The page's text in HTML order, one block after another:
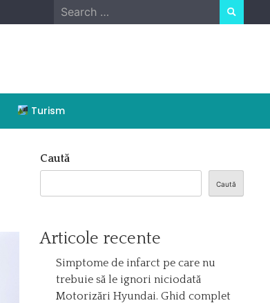
Search
for:
Turism
Caută
Caută
Articole recente
Simptome de infarct pe care nu
trebuie să le ignori niciodată
Motorizări Hyundai. Ghid complet